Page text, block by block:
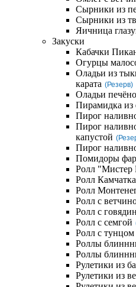
Сырники из
Сырники из
Яичница
Закуски
Кабачки
Огурцы
Оладьи из
карата (Резерв)
Оладьи
Пирамидка из
Пирог
Пирог
капустой
Пирог
Помидоры
Ролл "Мистер
Ролл Камчатка
Ролл
Ролл с
Ролл с
Ролл с семгой
Ролл с тунцом
Роллы
Роллы
Рулетики из
Рулетики из